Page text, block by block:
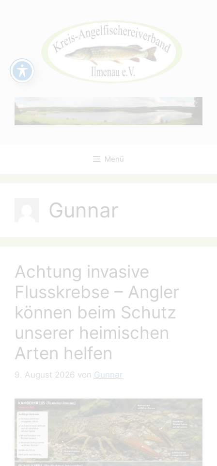
Menü
Gunnar
Achtung invasive
Flusskrebse – Angler
können beim Schutz
unserer heimischen
Arten helfen
9. August 2026 von Gunnar